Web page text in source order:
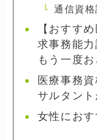
通信資格
【おすす
求事務能
もう一度
医療事務
サルタン
女性にお